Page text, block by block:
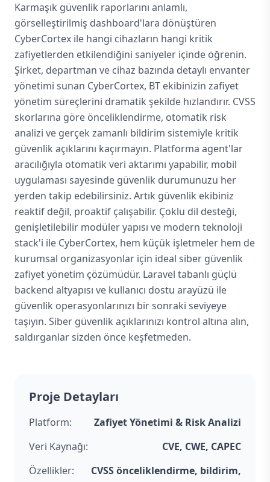
Karmaşık güvenlik raporlarını anlamlı,
görselleştirilmiş dashboard'lara dönüştüren
CyberCortex ile hangi cihazların hangi kritik
zafiyetlerden etkilendiğini saniyeler içinde öğrenin.
Şirket, departman ve cihaz bazında detaylı envanter
yönetimi sunan CyberCortex, BT ekibinizin zafiyet
yönetim süreçlerini dramatik şekilde hızlandırır. CVSS
skorlarına göre önceliklendirme, otomatik risk
analizi ve gerçek zamanlı bildirim sistemiyle kritik
güvenlik açıklarını kaçırmayın. Platforma agent'lar
aracılığıyla otomatik veri aktarımı yapabilir, mobil
uygulaması sayesinde güvenlik durumunuzu her
yerden takip edebilirsiniz. Artık güvenlik ekibiniz
reaktif değil, proaktif çalışabilir. Çoklu dil desteği,
genişletilebilir modüler yapısı ve modern teknoloji
stack'i ile CyberCortex, hem küçük işletmeler hem de
kurumsal organizasyonlar için ideal siber güvenlik
zafiyet yönetim çözümüdür. Laravel tabanlı güçlü
backend altyapısı ve kullanıcı dostu arayüzü ile
güvenlik operasyonlarınızı bir sonraki seviyeye
taşıyın. Siber güvenlik açıklarınızı kontrol altına alın,
saldırganlar sizden önce keşfetmeden.
Proje Detayları
Platform:
Zafiyet Yönetimi & Risk Analizi
Veri Kaynağı:
CVE, CWE, CAPEC
Özellikler:
CVSS önceliklendirme, bildirim,